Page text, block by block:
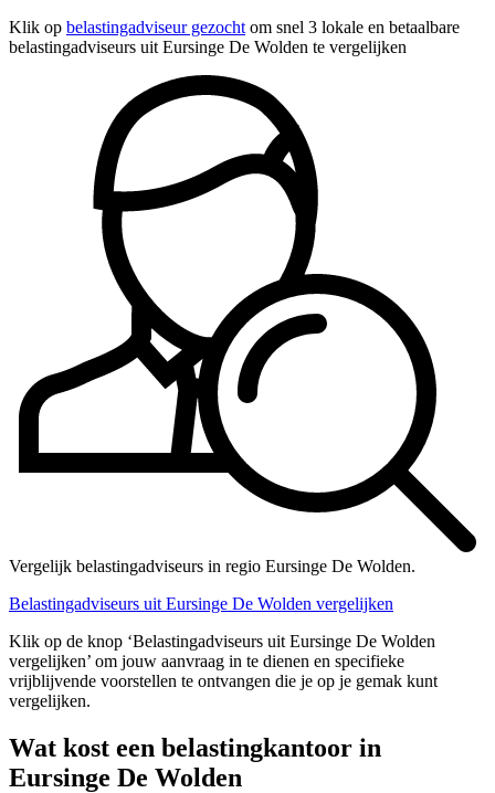
Klik op belastingadviseur gezocht om snel 3 lokale en betaalbare
belastingadviseurs uit Eursinge De Wolden te vergelijken
Vergelijk belastingadviseurs in regio Eursinge De Wolden.
Belastingadviseurs uit Eursinge De Wolden vergelijken
Klik op de knop ‘Belastingadviseurs uit Eursinge De Wolden
vergelijken’ om jouw aanvraag in te dienen en specifieke
vrijblijvende voorstellen te ontvangen die je op je gemak kunt
vergelijken.
Wat kost een belastingkantoor in
Eursinge De Wolden